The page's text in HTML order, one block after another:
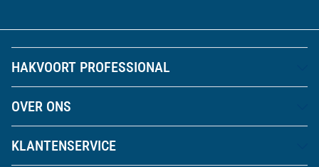
HAKVOORT PROFESSIONAL
OVER ONS
KLANTENSERVICE